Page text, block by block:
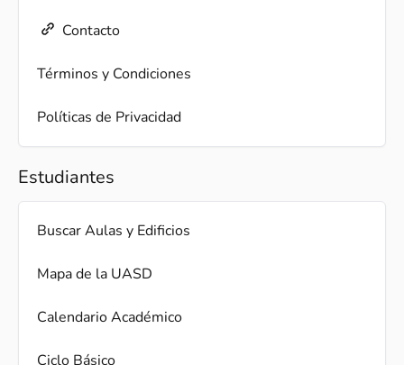
Contacto
Términos y Condiciones
Políticas de Privacidad
Estudiantes
Buscar Aulas y Edificios
Mapa de la UASD
Calendario Académico
Ciclo Básico